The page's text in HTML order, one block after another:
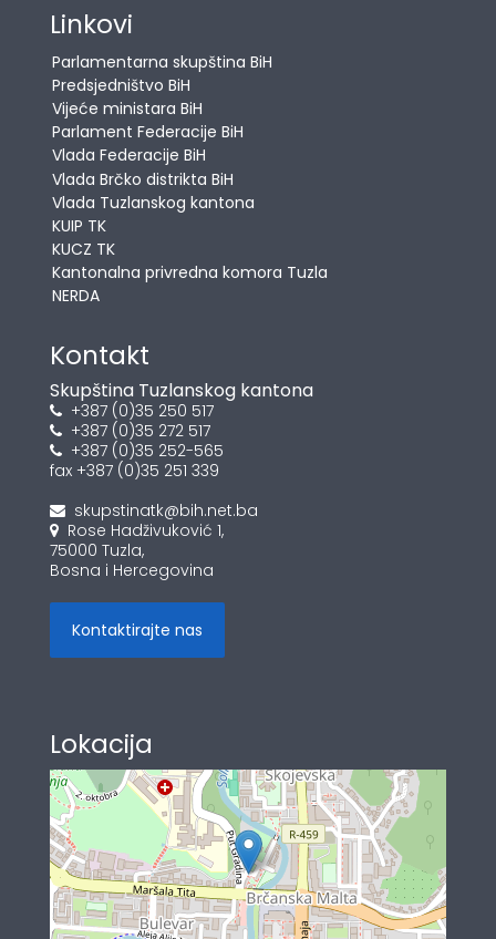
Linkovi
Parlamentarna skupština BiH
Predsjedništvo BiH
Vijeće ministara BiH
Parlament Federacije BiH
Vlada Federacije BiH
Vlada Brčko distrikta BiH
Vlada Tuzlanskog kantona
KUIP TK
KUCZ TK
Kantonalna privredna komora Tuzla
NERDA
Kontakt
Skupština Tuzlanskog kantona
+387 (0)35 250 517
+387 (0)35 272 517
+387 (0)35 252-565
fax +387 (0)35 251 339
skupstinatk@bih.net.ba
Rose Hadživuković 1,
75000 Tuzla,
Bosna i Hercegovina
Kontaktirajte nas
Lokacija